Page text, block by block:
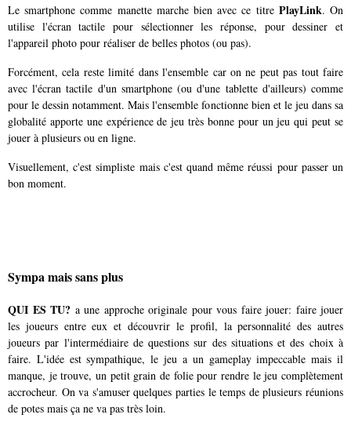
Le smartphone comme manette marche bien avec ce titre PlayLink. On
utilise l'écran tactile pour sélectionner les réponse, pour dessiner et
l'appareil photo pour réaliser de belles photos (ou pas).
Forcément, cela reste limité dans l'ensemble car on ne peut pas tout faire
avec l'écran tactile d'un smartphone (ou d'une tablette d'ailleurs) comme
pour le dessin notamment. Mais l'ensemble fonctionne bien et le jeu dans sa
globalité apporte une expérience de jeu très bonne pour un jeu qui peut se
jouer à plusieurs ou en ligne.
Visuellement, c'est simpliste mais c'est quand même réussi pour passer un
bon moment.
Sympa mais sans plus
QUI ES TU? a une approche originale pour vous faire jouer: faire jouer
les joueurs entre eux et découvrir le profil, la personnalité des autres
joueurs par l'intermédiaire de questions sur des situations et des choix à
faire. L'idée est sympathique, le jeu a un gameplay impeccable mais il
manque, je trouve, un petit grain de folie pour rendre le jeu complètement
accrocheur. On va s'amuser quelques parties le temps de plusieurs réunions
de potes mais ça ne va pas très loin.